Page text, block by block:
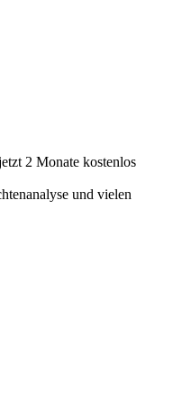
2 Monate kostenlos
und vielen